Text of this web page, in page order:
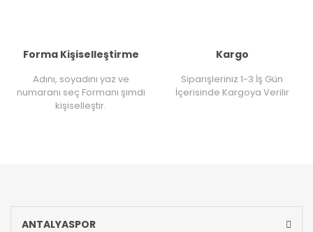
Forma Kişiselleştirme
Adını, soyadını yaz ve
numaranı seç Formanı şimdi
kişiselleştir.
Kargo
Siparişleriniz 1-3 İş Gün
İçerisinde Kargoya Verilir
ANTALYASPOR